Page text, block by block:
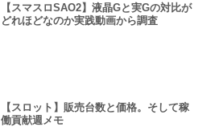
【スマスロSAO2】液晶Gと実Gの対比が
どれほどなのか実践動画から調査
【スロット】販売台数と価格。そして稼
働貢献週メモ